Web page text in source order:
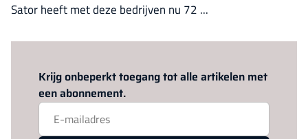
Sator heeft met deze bedrijven nu 72 ...
Krijg onbeperkt toegang tot alle artikelen met
een abonnement.